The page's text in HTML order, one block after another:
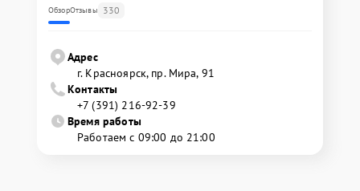
ОбзорОтзывы 330
Адрес
г. Красноярск, ​пр. Мира, 91
Контакты
+7 (391) 216-92-39
Время работы
Работаем с 09:00 до 21:00